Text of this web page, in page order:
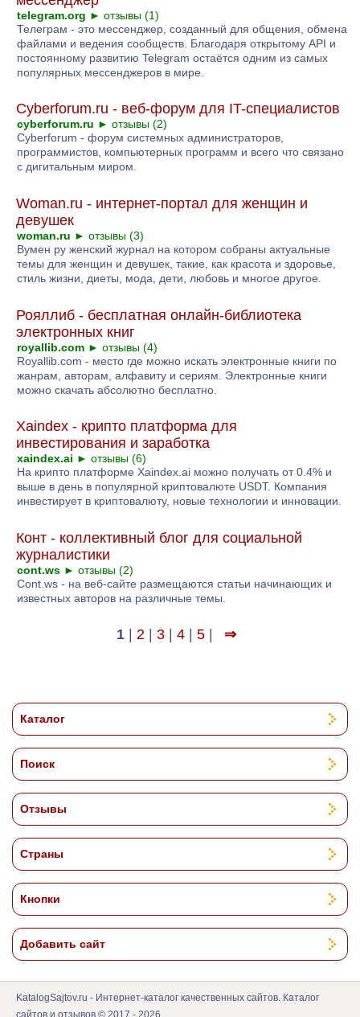
telegram.org ► отзывы (1)
Телеграм - это мессенджер, созданный для общения, обмена
файлами и ведения сообществ. Благодаря открытому API и
постоянному развитию Telegram остаётся одним из самых
популярных мессенджеров в мире.
Cyberforum.ru - веб-форум для IT-специалистов
cyberforum.ru ► отзывы (2)
Cyberforum - форум системных администраторов,
программистов, компьютерных программ и всего что связано
с дигитальным миром.
Woman.ru - интернет-портал для женщин и
девушек
woman.ru ► отзывы (3)
Вумен ру женский журнал на котором собраны актуальные
темы для женщин и девушек, такие, как красота и здоровье,
стиль жизни, диеты, мода, дети, любовь и многое другое.
Рояллиб - бесплатная онлайн-библиотека
электронных книг
royallib.com ► отзывы (4)
Royallib.com - место где можно искать электронные книги по
жанрам, авторам, алфавиту и сериям. Электронные книги
можно скачать абсолютно бесплатно.
Xaindex - крипто платформа для
инвестирования и заработка
xaindex.ai ► отзывы (6)
На крипто платформе Xaindex.ai можно получать от 0.4% и
выше в день в популярной криптовалюте USDT. Компания
инвестирует в криптовалюту, новые технологии и инновации.
Конт - коллективный блог для социальной
журналистики
cont.ws ► отзывы (2)
Cont.ws - на веб-сайте размещаются статьи начинающих и
известных авторов на различные темы.
1 2 3 4 5 ⇒
Каталог
Поиск
Отзывы
Страны
Кнопки
Добавить сайт
KatalogSajtov.ru - Интернет-каталог качественных сайтов. Каталог
сайтов и отзывов © 2017 - 2026